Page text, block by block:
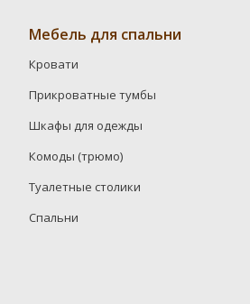
Мебель для спальни
Кровати
Прикроватные тумбы
Шкафы для одежды
Комоды (трюмо)
Туалетные столики
Спальни